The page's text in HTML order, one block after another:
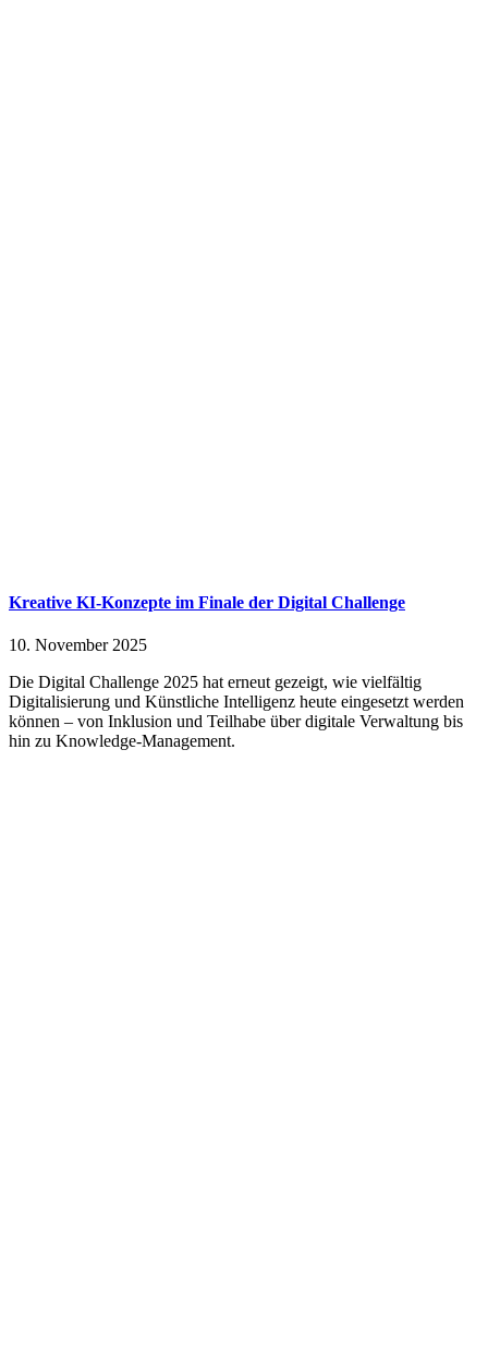
Kreative KI-Konzepte im Finale der Digital Challenge
10. November 2025
Die Digital Challenge 2025 hat erneut gezeigt, wie vielfältig
Digitalisierung und Künstliche Intelligenz heute eingesetzt werden
können – von Inklusion und Teilhabe über digitale Verwaltung bis
hin zu Knowledge-Management.